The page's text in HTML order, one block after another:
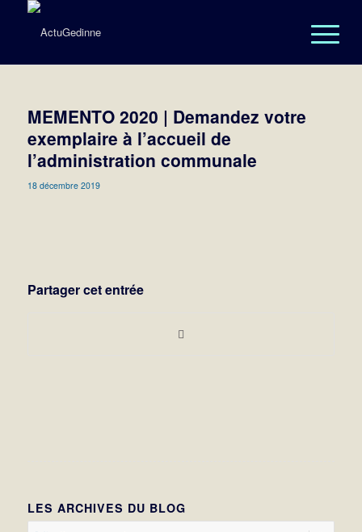
MEMENTO 2020 | Demandez votre
exemplaire à l’accueil de
l’administration communale
18 décembre 2019
Partager cet entrée
LES ARCHIVES DU BLOG